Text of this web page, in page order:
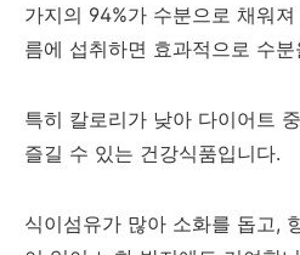
가지의 94%가 수분으로 채워
름에 섭취하면 효과적으로 수
특히 칼로리가 낮아 다이어트
즐길 수 있는 건강식품입니다.
식이섬유가 많아 소화를 돕고,